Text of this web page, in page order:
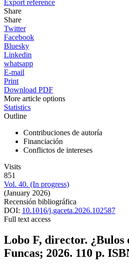
Export reference
Share
Share
Twitter
Facebook
Bluesky
Linkedin
whatsapp
E-mail
Print
Download PDF
More article options
Statistics
Outline
Contribuciones de autoría
Financiación
Conflictos de intereses
Visits
851
Vol. 40. (In progress)
(January 2026)
Recensión bibliográfica
DOI: 10.1016/j.gaceta.2026.102587
Full text access
Lobo F, director. ¿Bulos
Funcas; 2026. 110 p.